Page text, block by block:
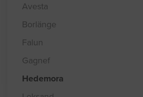
Avesta
Borlänge
Falun
Gagnef
Hedemora